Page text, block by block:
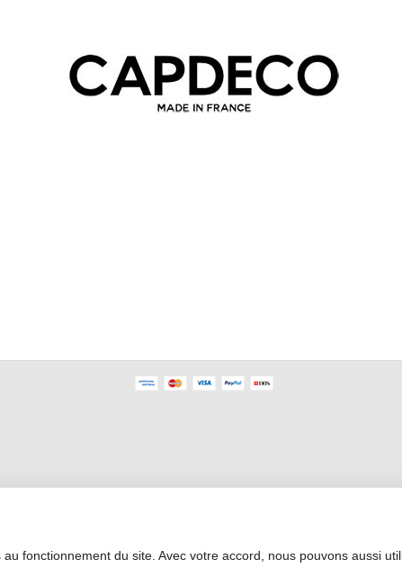
fonctionnement du site. Avec votre accord, nous pouvons aussi